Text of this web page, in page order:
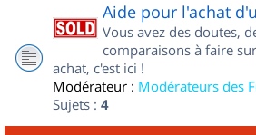
Aide pour l'achat
Vous avez des doutes,
comparaisons à faire
achat, c'est ici !
Modérateur : Modérateurs des
Sujets : 4